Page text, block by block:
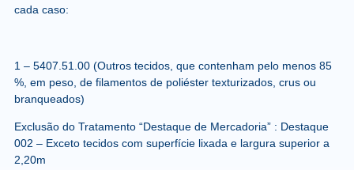
cada caso:
1 – 5407.51.00(Outros tecidos, que contenham pelo menos 85
%, em peso, de filamentos de poliéster texturizados, crus ou
branqueados)
Exclusão do Tratamento “Destaque de Mercadoria” : Destaque
002 – Exceto tecidos com superfície lixada e largura superior a
2,20m